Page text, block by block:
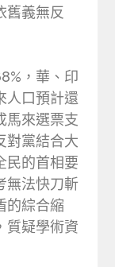
舊義無反
，華、印
人口預計還
馬來選票支
對黨結合大
民的首相要
無法快刀斬
的綜合縮
質疑學術資